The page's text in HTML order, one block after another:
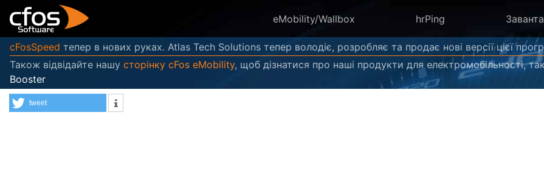
eMobility/Wallbox hrPing
cFosSpeed тепер в нових руках. Atlas Tech Solutions тепер володіє, розробляє та продає нові версії цієї
Також відвідайте нашу сторінку cFos eMobility, щоб дізнатися про наші продукти для електромобільності,
Booster
tweet